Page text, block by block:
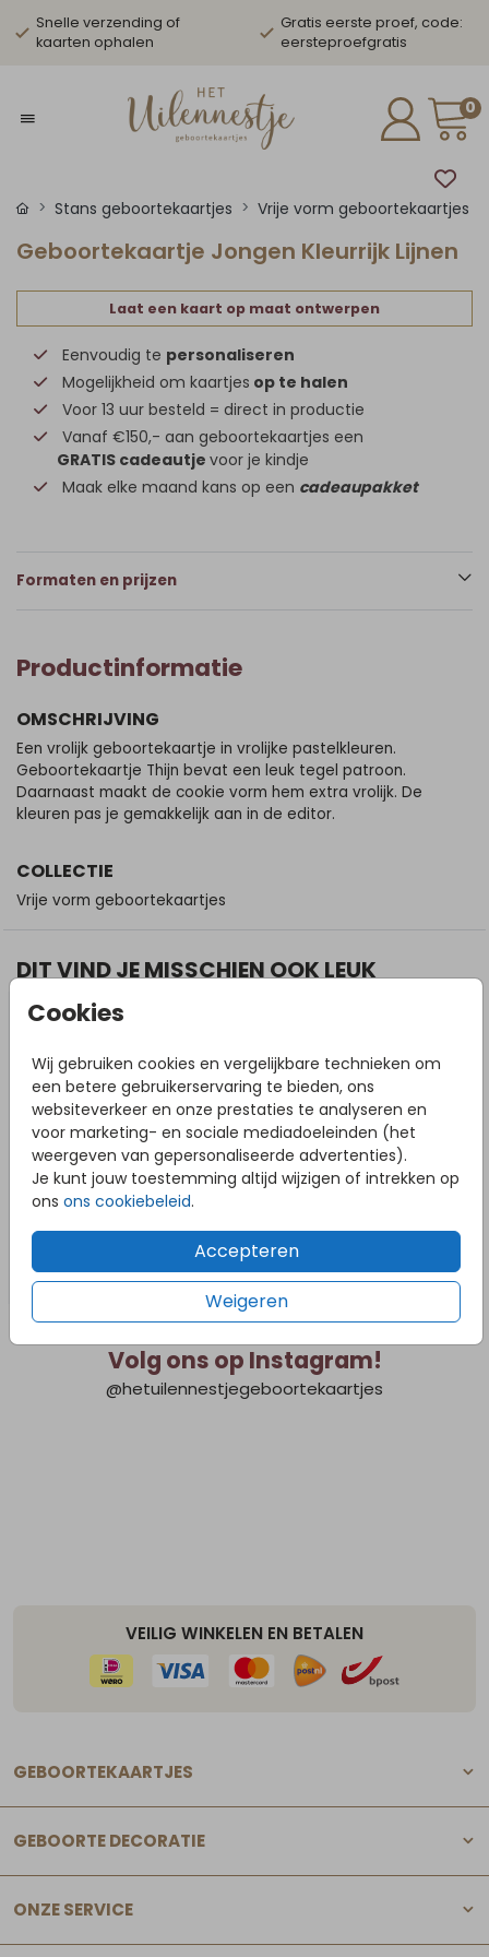
Snelle verzending of
kaarten ophalen
Gratis eerste proef, code:
eersteproefgratis
0
Cookies
Wij gebruiken cookies en vergelijkbare technieken om
een betere gebruikerservaring te bieden, ons
websiteverkeer en onze prestaties te analyseren en
voor marketing- en sociale mediadoeleinden (het
weergeven van gepersonaliseerde advertenties).
Je kunt jouw toestemming altijd wijzigen of intrekken op
ons ons cookiebeleid.
Accepteren
Weigeren
Stans geboortekaartjes Vrije vorm geboortekaartjes
Geboortekaartje Jongen Kleurrijk Lijnen
Laat een kaart op maat ontwerpen
Eenvoudig te personaliseren
Mogelijkheid om kaartjes op te halen
Voor 13 uur besteld = direct in productie
Vanaf €150,- aan geboortekaartjes een
GRATIS cadeautje voor je kindje
Maak elke maand kans op een cadeaupakket
Formaten en prijzen
Productinformatie
OMSCHRIJVING
Een vrolijk geboortekaartje in vrolijke pastelkleuren.
Geboortekaartje Thijn bevat een leuk tegel patroon.
Daarnaast maakt de cookie vorm hem extra vrolijk. De
kleuren pas je gemakkelijk aan in de editor.
COLLECTIE
Vrije vorm geboortekaartjes
DIT VIND JE MISSCHIEN OOK LEUK
Volg ons op Instagram!
@hetuilennestjegeboortekaartjes
VEILIG WINKELEN EN BETALEN
GEBOORTEKAARTJES
GEBOORTE DECORATIE
ONZE SERVICE